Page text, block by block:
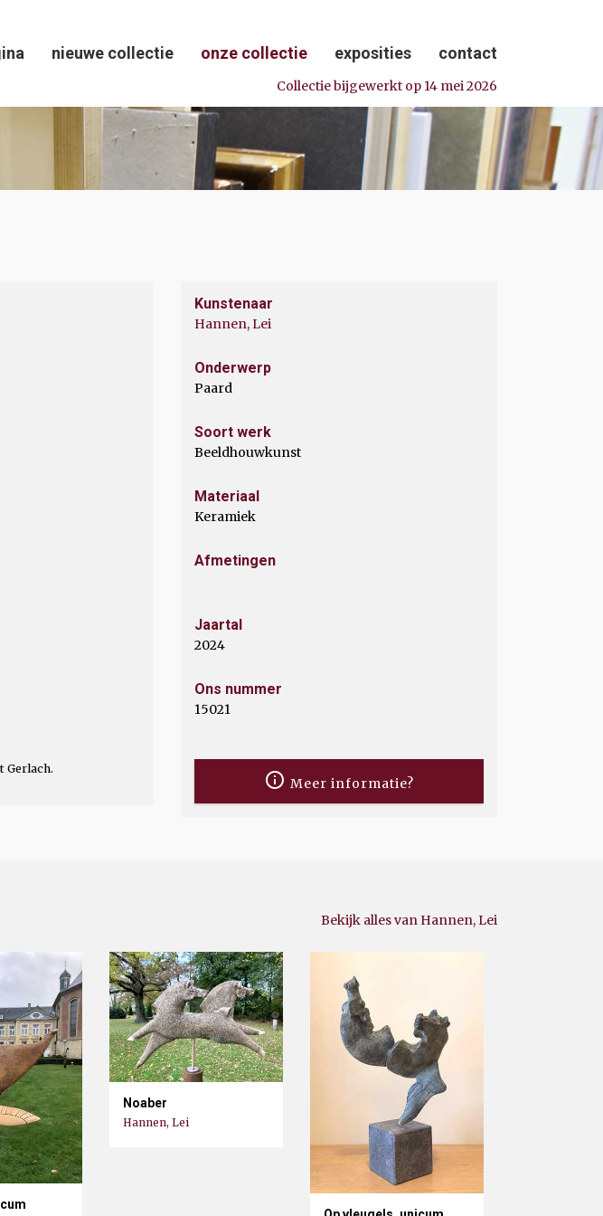
Collectie bijgewerkt op 14 mei 2026
nieuwe collectie onze collectie exposities contact
Gerlach.
Kunstenaar
Hannen, Lei
Onderwerp
Paard
Soort werk
Beeldhouwkunst
Materiaal
Keramiek
Afmetingen
Jaartal
2024
Ons nummer
15021
Meer informatie?
Bekijk alles van Hannen, Lei
Noaber
Hannen, Lei